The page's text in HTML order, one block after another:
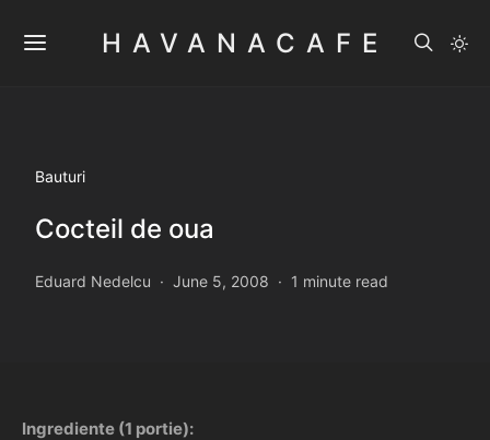
HAVANACAFE
Bauturi
Cocteil de oua
Eduard Nedelcu June 5, 2008 1 minute read
Ingrediente (1 portie):